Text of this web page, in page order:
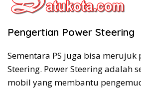
Pengertian Power Steering
Sementara PS juga bisa merujuk
Steering. Power Steering adalah
mobil yang membantu